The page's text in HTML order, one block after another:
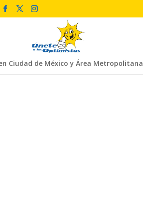
Ciudad de México y Área Metropolitana